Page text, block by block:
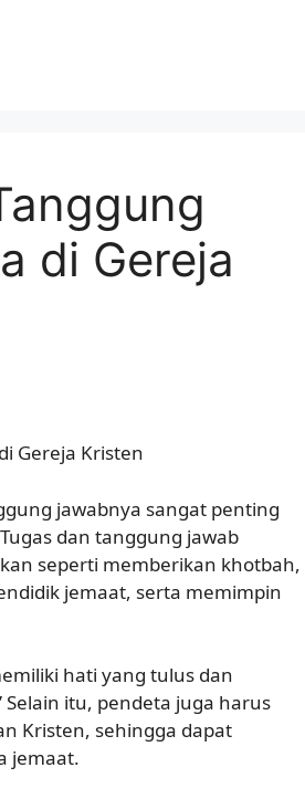
di Gereja
Gereja Kristen
jawabnya sangat penting
dan tanggung jawab
seperti memberikan khotbah,
jemaat, serta memimpin
hati yang tulus dan
itu, pendeta juga harus
Kristen, sehingga dapat
jemaat.